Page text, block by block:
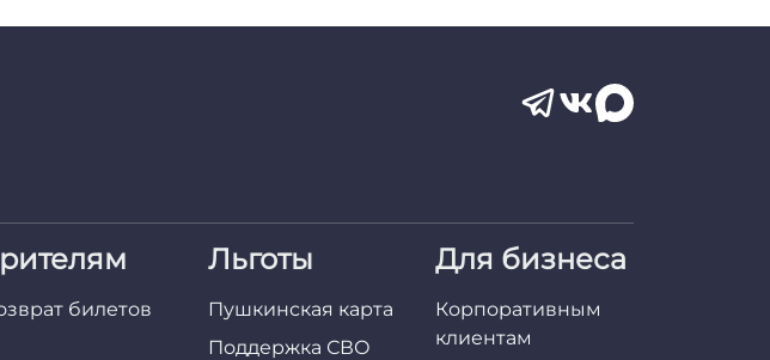
билетов
Льготы
Пушкинская карта
Поддержка СВО
Для бизнеса
Корпоративным
клиентам